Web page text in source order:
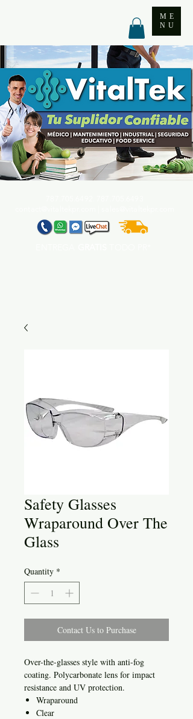
ME
NU
Safety Glasses
Wraparound Over The
Glass
Quantity *
Contact Us to Purchase
Over-the-glasses style with anti-fog
coating. Polycarbonate lens for impact
resistance and UV protection.
Wraparound
Clear